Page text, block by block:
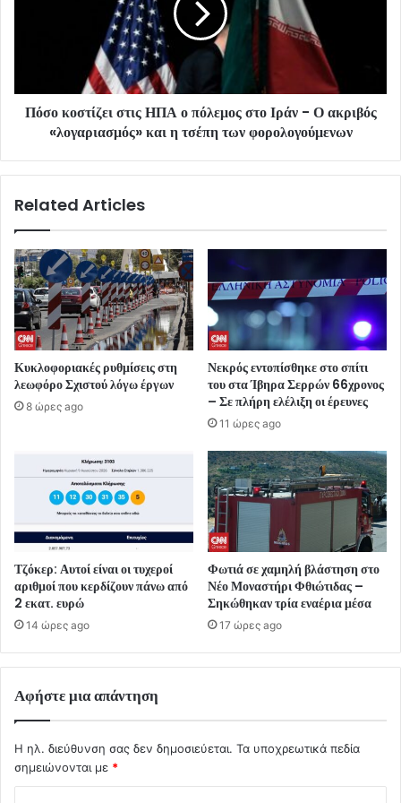
Πόσο κοστίζει στις ΗΠΑ ο πόλεμος στο Ιράν - Ο ακριβός
«λογαριασμός» και η τσέπη των φορολογούμενων
Related Articles
Κυκλοφοριακές ρυθμίσεις στη
λεωφόρο Σχιστού λόγω έργων
8 ώρες ago
Νεκρός εντοπίσθηκε στο σπίτι
του στα Ίβηρα Σερρών 66χρονος
– Σε πλήρη ελέλιξη οι έρευνες
11 ώρες ago
Τζόκερ: Αυτοί είναι οι τυχεροί
αριθμοί που κερδίζουν πάνω από
2 εκατ. ευρώ
14 ώρες ago
Φωτιά σε χαμηλή βλάστηση στο
Νέο Μοναστήρι Φθιώτιδας –
Σηκώθηκαν τρία εναέρια μέσα
17 ώρες ago
Αφήστε μια απάντηση
Η ηλ. διεύθυνση σας δεν δημοσιεύεται. Τα υποχρεωτικά πεδία
σημειώνονται με *